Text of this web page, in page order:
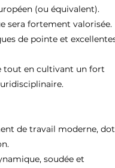
(ou équivalent).
sera fortement valorisée.
de pointe et
tout en cultivant un fort
de travail moderne,
soudée et